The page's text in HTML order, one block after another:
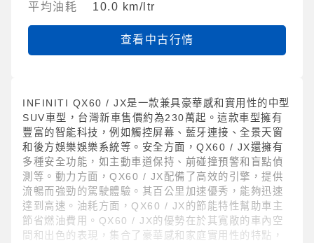
平均油耗
10.0 km/ltr
查看中古行情
INFINITI QX60 / JX是一款兼具豪華感和實用性的中型
SUV車型，台灣新車售價約為230萬起。這款車型擁有
豐富的智能科技，例如觸控屏幕、藍牙連接、全景天窗
和後方娛樂娛樂系統等。安全方面，QX60 / JX還擁有
多種安全功能，如主動車道保持、前碰撞預警和盲點偵
測等。動力方面，QX60 / JX配備了高效的引擎，提供
流暢而強勁的駕駛體驗。其百公里加速優秀，能夠迅速
達到高速。油耗方面，QX60 / JX的節能特性幫助車主
節省燃油費用。QX60 / JX的優勢在於其寬敞的車內空
間和出色的表現，集合了豪華感和家庭實用性的特點，